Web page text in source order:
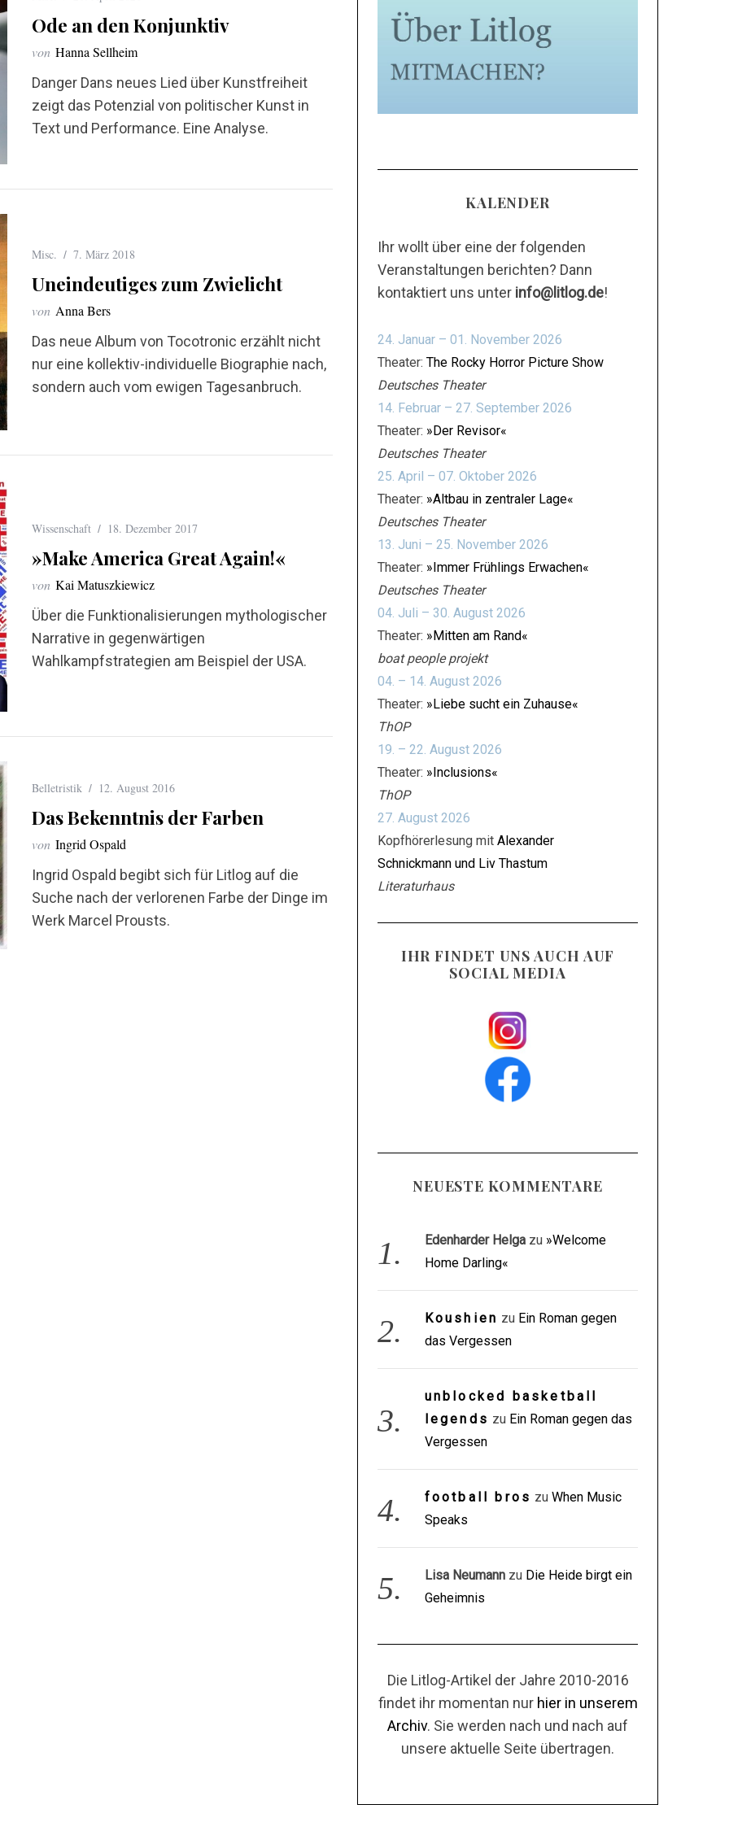
Ode an den Konjunktiv
von Hanna Sellheim
Danger Dans neues Lied über Kunstfreiheit
zeigt das Potenzial von politischer Kunst in
Text und Performance. Eine Analyse.
Misc. 7. März 2018
Uneindeutiges zum Zwielicht
von Anna Bers
Das neue Album von Tocotronic erzählt nicht
nur eine kollektiv-individuelle Biographie nach,
sondern auch vom ewigen Tagesanbruch.
Wissenschaft 18. Dezember 2017
»Make America Great Again!«
von Kai Matuszkiewicz
Über die Funktionalisierungen mythologischer
Narrative in gegenwärtigen
Wahlkampfstrategien am Beispiel der USA.
Belletristik 12. August 2016
Das Bekenntnis der Farben
von Ingrid Ospald
Ingrid Ospald begibt sich für Litlog auf die
Suche nach der verlorenen Farbe der Dinge im
Werk Marcel Prousts.
KALENDER
Ihr wollt über eine der folgenden
Veranstaltungen berichten? Dann
kontaktiert uns unter info@litlog.de!
24. Januar – 01. November 2026
Theater: The Rocky Horror Picture Show
Deutsches Theater
14. Februar – 27. September 2026
Theater: »Der Revisor«
Deutsches Theater
25. April – 07. Oktober 2026
Theater: »Altbau in zentraler Lage«
Deutsches Theater
13. Juni – 25. November 2026
Theater: »Immer Frühlings Erwachen«
Deutsches Theater
04. Juli – 30. August 2026
Theater: »Mitten am Rand«
boat people projekt
04. – 14. August 2026
Theater: »Liebe sucht ein Zuhause«
ThOP
19. – 22. August 2026
Theater: »Inclusions«
ThOP
27. August 2026
Kopfhörerlesung mit Alexander
Schnickmann und Liv Thastum
Literaturhaus
IHR FINDET UNS AUCH AUF
SOCIAL MEDIA
NEUESTE KOMMENTARE
Edenharder Helgazu »Welcome
Home Darling«
Koushien zu Ein Roman gegen
das Vergessen
unblocked basketball
legends zu Ein Roman gegen das
Vergessen
football bros zuWhen Music
Speaks
Lisa Neumannzu Die Heide birgt ein
Geheimnis
Die Litlog-Artikel der Jahre 2010-2016
findet ihr momentan nur hier in unserem
Archiv. Sie werden nach und nach auf
unsere aktuelle Seite übertragen.